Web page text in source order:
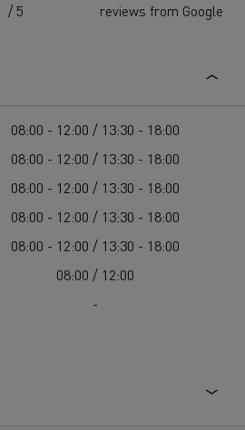
/ 5 reviews from Google
08:00 - 12:00 / 13:30 - 18:00
08:00 - 12:00 / 13:30 - 18:00
08:00 - 12:00 / 13:30 - 18:00
08:00 - 12:00 / 13:30 - 18:00
08:00 - 12:00 / 13:30 - 18:00
08:00 / 12:00
-